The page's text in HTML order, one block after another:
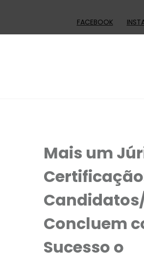
FACEBOOK
Mais um
Concluem
Sucesso o